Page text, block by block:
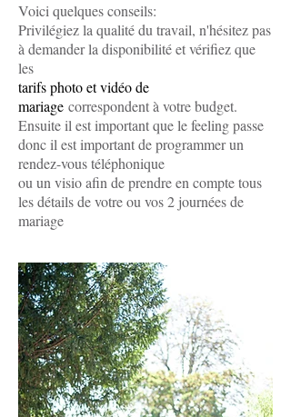
Voici quelques conseils:
Privilégiez la qualité du travail, n'hésitez pas
à demander la disponibilité et vérifiez que
les
tarifs photo et vidéo de
mariage correspondent à votre budget.
Ensuite il est important que le feeling passe
donc il est important de programmer un
rendez-vous téléphonique
ou un visio afin de prendre en compte tous
les détails de votre ou vos 2 journées de
mariage